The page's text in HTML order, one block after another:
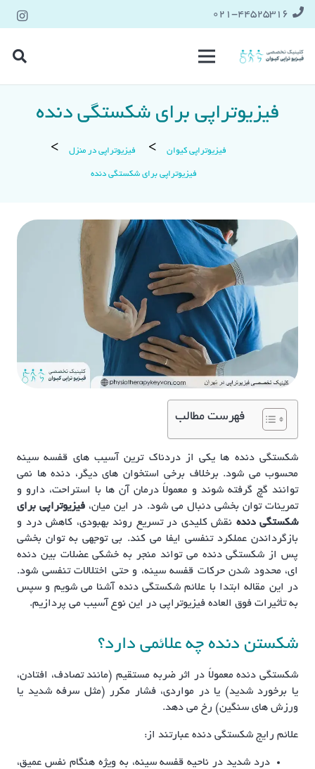
021-۴۴۵۲۵۳۱۶
فیزیوتراپی برای شکستگی دنده
فیزیوتراپی کیوان فیزیوتراپی در منزل
فیزیوتراپی برای شکستگی دنده
فهرست مطالب
شکستگی دنده ها یکی از دردناک ترین آسیب های قفسه سینه
محسوب می شود. برخلاف برخی استخوان های دیگر، دنده ها نمی
توانند گچ گرفته شوند و معمولاً درمان آن ها با استراحت، دارو و
تمرینات توان بخشی دنبال می شود. در این میان، فیزیوتراپی برای
شکستگی دنده نقش کلیدی در تسریع روند بهبودی، کاهش درد و
بازگرداندن عملکرد تنفسی ایفا می کند. بی توجهی به توان بخشی
پس از شکستگی دنده می تواند منجر به خشکی عضلات بین دنده
ای، محدود شدن حرکات قفسه سینه، و حتی اختلالات تنفسی شود.
در این مقاله ابتدا با علائم شکستگی دنده آشنا می شویم و سپس
به تأثیرات فوق العاده فیزیوتراپی در این نوع آسیب می پردازیم.
شکستن دنده چه علائمی دارد؟
شکستگی دنده معمولاً در اثر ضربه مستقیم (مانند تصادف، افتادن،
یا برخورد شدید) یا در مواردی، فشار مکرر (مثل سرفه شدید یا
ورزش های سنگین) رخ می دهد.
علائم رایج شکستگی دنده عبارتند از:
درد شدید در ناحیه قفسه سینه، به ویژه هنگام نفس عمیق،